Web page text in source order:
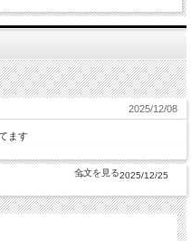
2025/12/08
ます
2025/12/25